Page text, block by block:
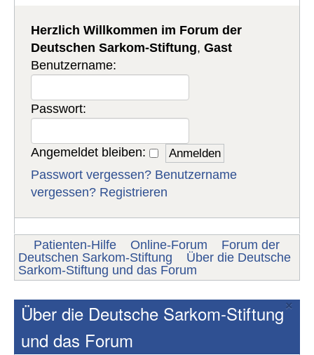
Herzlich Willkommen im Forum der
Deutschen Sarkom-Stiftung,Gast
Benutzername:
Passwort:
Angemeldet bleiben:
Passwort vergessen? Benutzername
vergessen? Registrieren
Patienten-Hilfe Online-Forum
Forum der
Deutschen Sarkom-Stiftung
Über die Deutsche
Sarkom-Stiftung und das Forum
×
Über die Deutsche Sarkom-Stiftung
und das Forum